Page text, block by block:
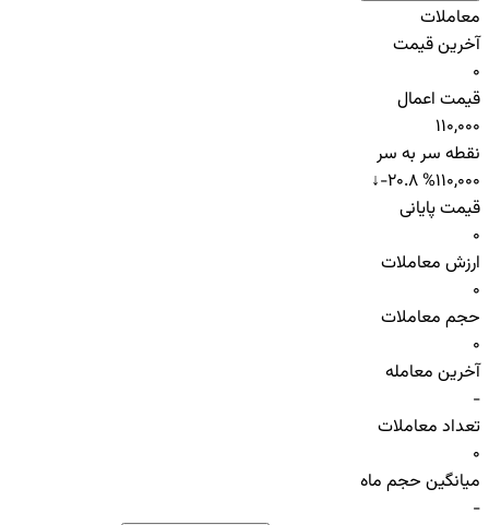
معاملات
آخرین قیمت
0
قیمت اعمال
110,000
نقطه سر به سر
110,000
↓-20.8 %
قیمت پایانی
0
ارزش معاملات
0
حجم معاملات
0
آخرین معامله
-
تعداد معاملات
0
میانگین حجم ماه
-